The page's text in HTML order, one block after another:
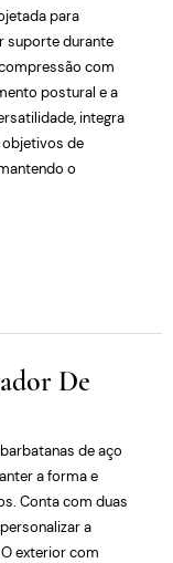
para
suporte durante
com
postural e a
integra
de
o
De
de aço
a forma e
Conta com duas
a
exterior com